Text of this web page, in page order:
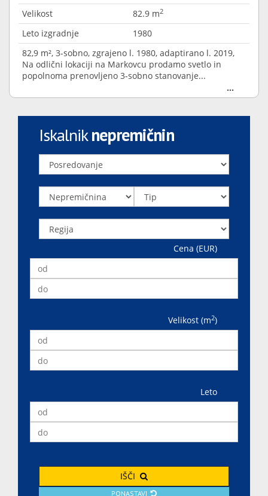
Velikost
82.9 m2
Leto izgradnje
1980
82,9 m², 3-sobno, zgrajeno l. 1980, adaptirano l. 2019,
Na odlični lokaciji na Markovcu prodamo svetlo in
popolnoma prenovljeno 3-sobno stanovanje...
Iskalniknepremičnin
Cena (EUR)
Velikost (m2)
Leto
IŠČI
PONASTAVI